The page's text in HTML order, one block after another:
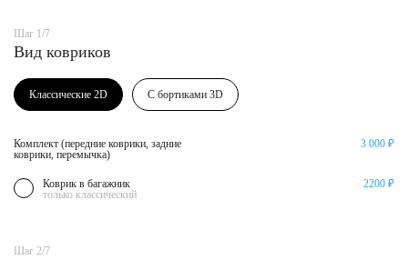
Шаг 1/7
Вид ковриков
Классические 2D С бортиками 3D
Комплект (передние коврики, задние
коврики, перемычка)
3 000 ₽
Коврик в багажник
только классический
2200 ₽
Шаг 2/7